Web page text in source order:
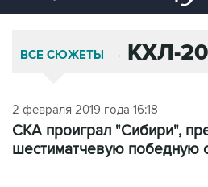
ВСЕ СЮЖЕТЫ → КХЛ-
2 февраля 2019 года 16:18
СКА проиграл "Сибири",
шестиматчевую победную